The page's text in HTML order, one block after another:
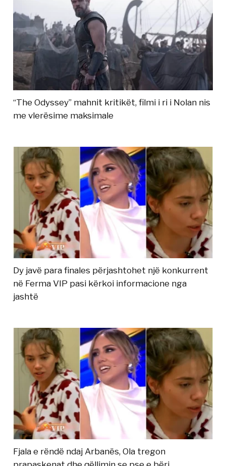
“The Odyssey” mahnit kritikët, filmi i ri i Nolan nis
me vlerësime maksimale
Dy javë para finales përjashtohet një konkurrent
në Ferma VIP pasi kërkoi informacione nga
jashtë
Fjala e rëndë ndaj Arbanës, Ola tregon